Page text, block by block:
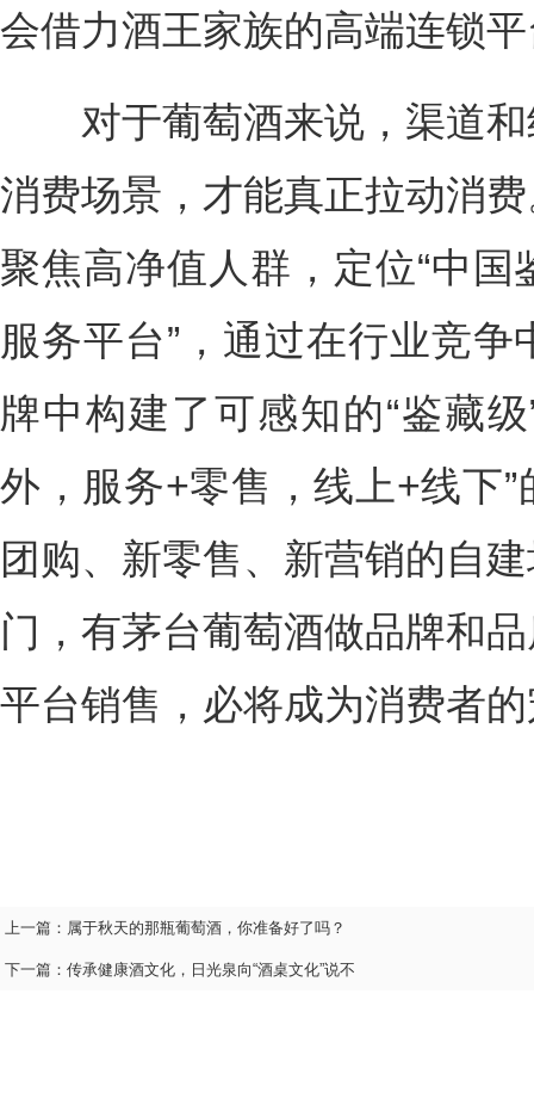
会借力酒王家族的高端连锁
对于葡萄酒来说，渠道和
消费场景，才能真正拉动消
聚焦高净值人群，定位“中
服务平台”，通过在行业竞
牌中构建了可感知的“鉴藏
外，服务+零售，线上+线下
团购、新零售、新营销的自
门，有茅台葡萄酒做品牌和
平台销售，必将成为消费者
上一篇： 属于秋天的那瓶葡萄酒，你准备好了吗？
下一篇： 传承健康酒文化，日光泉向“酒桌文化”说不